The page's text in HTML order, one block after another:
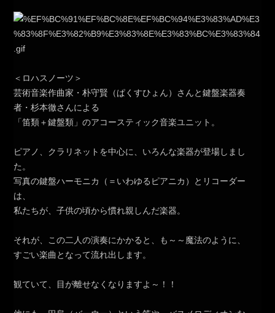
＜ロハスノーツ＞
芸術音楽作曲家・朴守賢（ぱくすひょん）さんと鍵盤楽器奏
者・杉本徹さんによる
「笛類＋鍵盤類」のアコースティック音楽ユニット。
ピアノ、クラリネットを中心に、いろんな楽器が登場しまし
た。
写真の鍵盤ハーモニカ（＝いわゆるピアニカ）とリコーダー
は、
私たちが、子供の頃から慣れ親しんだ楽器。
それが、この二人の演奏にかかると、も～～魔法のように、
すごい楽曲となって流れ出します。
観ていて、目が離せなくなりますよ～！！